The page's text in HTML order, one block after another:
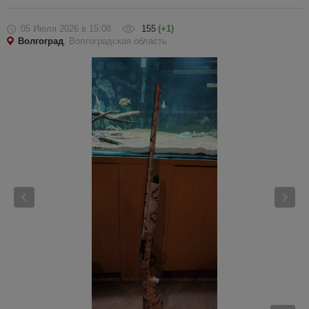
05 Июля 2026 в 15:08 155 (+1)
Волгоград, Волгоградская область